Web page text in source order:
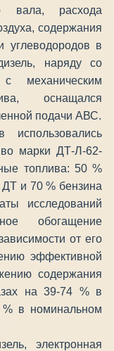
вала, расхода
содержания
углеводородов в
наряду со
механическим
оснащался
подачи АВС.
использовались
марки ДТ-Л-62-
топлива: 50 %
и 70 % бензина
исследований
обогащение
от его
эффективной
содержания
на 39-74 % в
в номинальном
электронная